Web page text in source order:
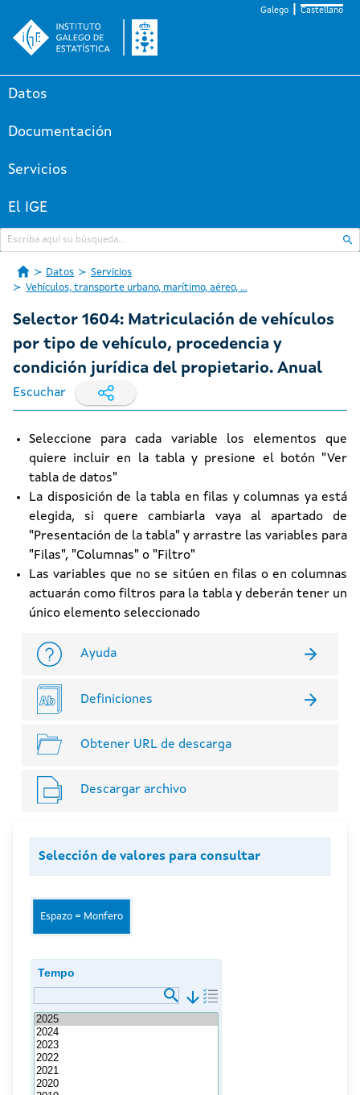
Galego Castellano
Datos
Documentación
Servicios
El IGE
Datos
Servicios
Vehículos, transporte urbano, marítimo, aéreo, ...
Selector 1604: Matriculación de vehículos
por tipo de vehículo, procedencia y
condición jurídica del propietario. Anual
Escuchar
Seleccione para cada variable los elementos que
quiere incluir en la tabla y presione el botón "Ver
tabla de datos"
La disposición de la tabla en filas y columnas ya está
elegida, si quere cambiarla vaya al apartado de
"Presentación de la tabla" y arrastre las variables para
"Filas", "Columnas" o "Filtro"
Las variables que no se sitúen en filas o en columnas
actuarán como filtros para la tabla y deberán tener un
único elemento seleccionado
Ayuda
Definiciones
Obtener URL de descarga
Descargar archivo
Selección de valores para consultar
Espazo = Monfero
Tempo
arrow_downward